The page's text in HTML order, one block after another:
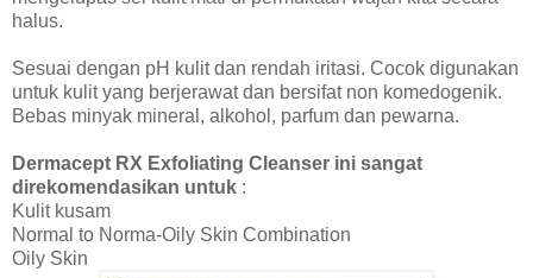
halus.
Sesuai dengan pH kulit dan rendah iritasi. Cocok digunakan
untuk kulit yang berjerawat dan bersifat non komedogenik.
Bebas minyak mineral, alkohol, parfum dan pewarna.
Dermacept RX Exfoliating Cleanser ini sangat
direkomendasikan untuk :
Kulit kusam
Normal to Norma-Oily Skin Combination
Oily Skin